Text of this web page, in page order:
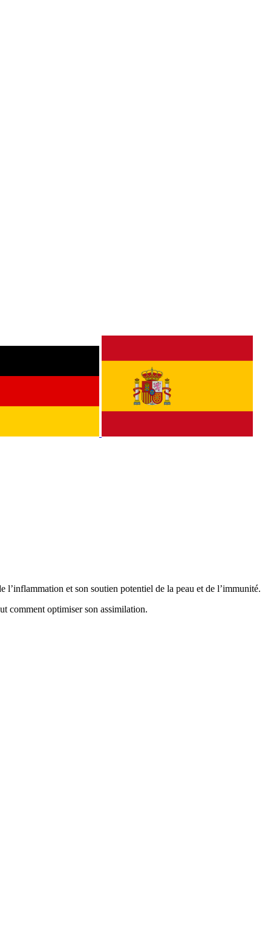
l’inflammation et son soutien potentiel de la peau et de l’immunité.
comment optimiser son assimilation.